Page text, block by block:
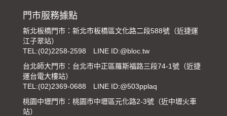
門市服務據點
新北板橋門市：新北市板橋區文化路二段588號（近捷運
江子翠站）
TEL:(02)2258-2598
LINE ID:@bloc.tw
台北師大門市：台北市中正區羅斯福路三段74-1號（近捷
運台電大樓站）
TEL:(02)2369-0688
LINE ID:@503pplaq
桃園中壢門市：桃園市中壢區元化路2-3號（近中壢火車
站）